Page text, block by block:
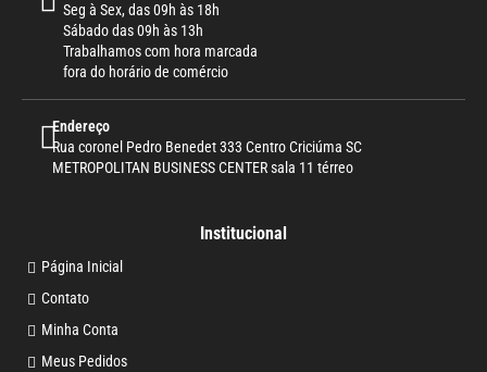
Seg à Sex, das 09h às 18h
Sábado das 09h às 13h
Trabalhamos com hora marcada
fora do horário de comércio
Endereço
Rua coronel Pedro Benedet 333 Centro Criciúma SC
METROPOLITAN BUSINESS CENTER sala 11 térreo
Institucional
Página Inicial
Contato
Minha Conta
Meus Pedidos